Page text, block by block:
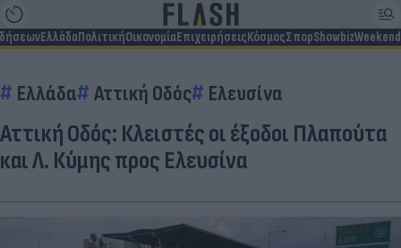
ΕλλάδαΠολιτικήΟικονομίαΕπιχειρήσειςΚόσμοςΣπορShowbizWeekend
Ελλάδα Αττική Οδός Ελευσίνα
Αττική Οδός: Κλειστές οι έξοδοι Πλαπούτα
και Λ. Κύμης προς Ελευσίνα